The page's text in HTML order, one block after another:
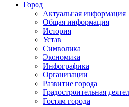
Город
Актуальная информация
Общая информация
История
Устав
Символика
Экономика
Инфографика
Организации
Развитие города
Градостроительная
Гостям города